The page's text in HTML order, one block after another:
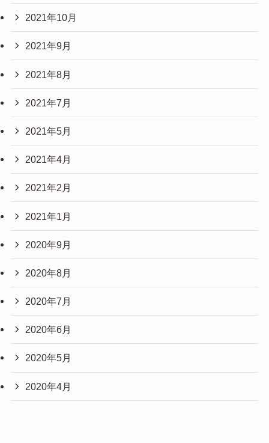
2021年10月
2021年9月
2021年8月
2021年7月
2021年5月
2021年4月
2021年2月
2021年1月
2020年9月
2020年8月
2020年7月
2020年6月
2020年5月
2020年4月